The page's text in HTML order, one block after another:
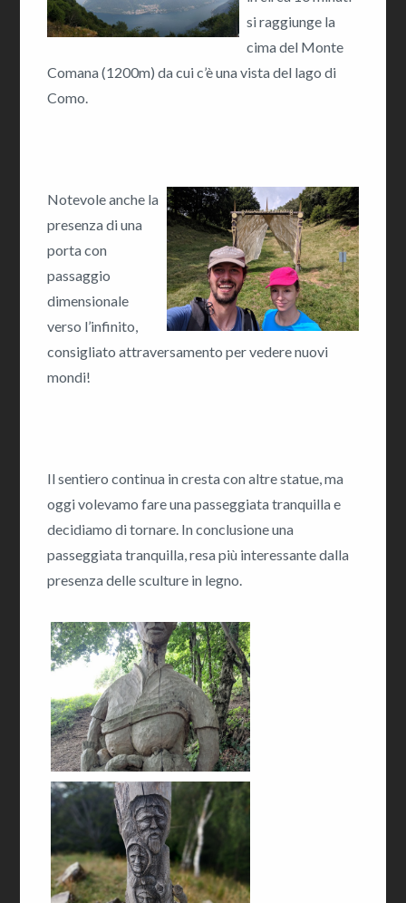
si raggiunge la
cima del Monte
Comana (1200m) da cui c’è una vista del lago di
Como.
Notevole anche la
presenza di una
porta con
passaggio
dimensionale
verso l’infinito,
consigliato attraversamento per vedere nuovi
mondi!
Il sentiero continua in cresta con altre statue, ma
oggi volevamo fare una passeggiata tranquilla e
decidiamo di tornare. In conclusione una
passeggiata tranquilla, resa più interessante dalla
presenza delle sculture in legno.